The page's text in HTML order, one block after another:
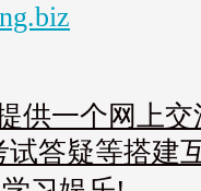
供一个网上
试答疑等搭建